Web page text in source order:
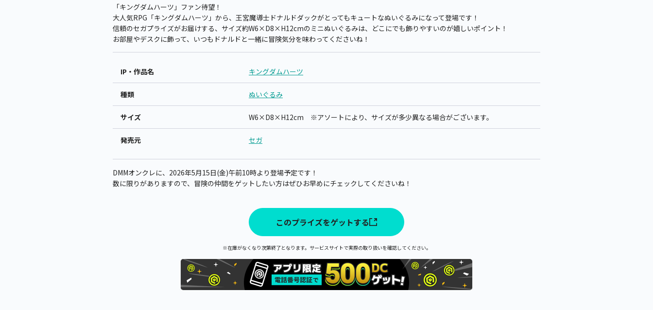
「キングダムハーツ」ファン待望！
大人気RPG「キングダムハーツ」から、王宮魔導士ドナルドダックがとってもキュートなぬいぐるみになって登場です！
信頼のセガプライズがお届けする、サイズ約W6×D8×H12cmのミニぬいぐるみは、どこにでも飾りやすいのが嬉しいポイント！
お部屋やデスクに飾って、いつもドナルドと一緒に冒険気分を味わってくださいね！
IP・作品名 キングダムハーツ
種類 ぬいぐるみ
サイズ W6×D8×H12cm ※アソートにより、サイズが多少異なる場合がございます。
発売元 セガ
DMMオンクレに、2026年5月15日(金)午前10時より登場予定です！
数に限りがありますので、冒険の仲間をゲットしたい方はぜひお早めにチェックしてくださいね！
このプライズをゲットする
※在庫がなくなり次第終了となります。サービスサイトで実際の取り扱いを確認してください。